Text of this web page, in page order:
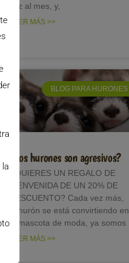
vez al mes, y,
LEER MÁS >>
BLOG PARA HURONES
¿Los hurones son agresivos?
¿QUIERES UN REGALO DE
BIENVENIDA DE UN 20% DE
DESCUENTO? Cada vez más,
el hurón se está convirtiendo en
la mascota de moda, ya somos
LEER MÁS >>